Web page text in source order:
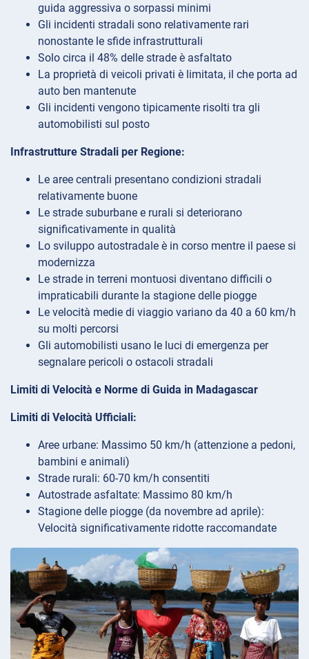
guida aggressiva o sorpassi minimi
Gli incidenti stradali sono relativamente rari
nonostante le sfide infrastrutturali
Solo circa il 48% delle strade è asfaltato
La proprietà di veicoli privati è limitata, il che porta ad
auto ben mantenute
Gli incidenti vengono tipicamente risolti tra gli
automobilisti sul posto
Infrastrutture Stradali per Regione:
Le aree centrali presentano condizioni stradali
relativamente buone
Le strade suburbane e rurali si deteriorano
significativamente in qualità
Lo sviluppo autostradale è in corso mentre il paese si
modernizza
Le strade in terreni montuosi diventano difficili o
impraticabili durante la stagione delle piogge
Le velocità medie di viaggio variano da 40 a 60 km/h
su molti percorsi
Gli automobilisti usano le luci di emergenza per
segnalare pericoli o ostacoli stradali
Limiti di Velocità e Norme di Guida in Madagascar
Limiti di Velocità Ufficiali:
Aree urbane: Massimo 50 km/h (attenzione a pedoni,
bambini e animali)
Strade rurali: 60-70 km/h consentiti
Autostrade asfaltate: Massimo 80 km/h
Stagione delle piogge (da novembre ad aprile):
Velocità significativamente ridotte raccomandate